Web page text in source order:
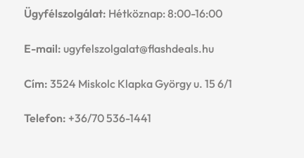
Ügyfélszolgálat: Hétköznap: 8:00-16:00
E-mail: ugyfelszolgalat@flashdeals.hu
Cím: 3524 Miskolc Klapka György u. 15 6/1
Telefon: +36/70 536-1441